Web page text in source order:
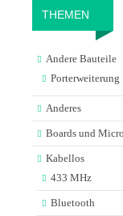
THEMEN
Andere Bauteile
Porterweiterung
Anderes
Boards und
Kabellos
433 MHz
Bluetooth